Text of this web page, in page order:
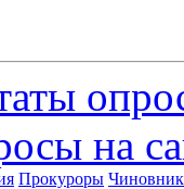
на
Прокуроры